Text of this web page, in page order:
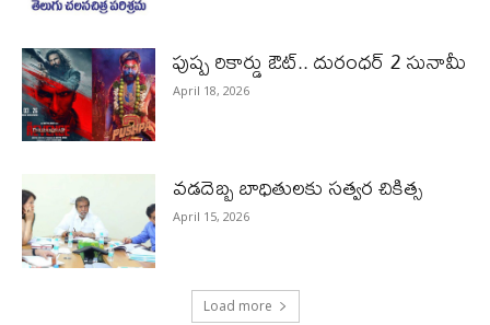
పుష్ప రికార్డు ఔట్‌.. దురంధ‌ర్ 2 సునామీ
April 18, 2026
వడదెబ్బ బాధితులకు సత్వర చికిత్స
April 15, 2026
Load more